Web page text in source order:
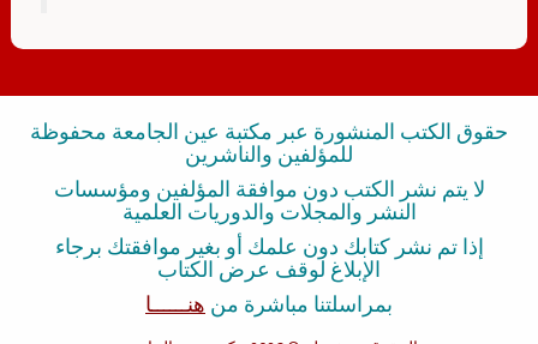
حقوق الكتب المنشورة عبر مكتبة عين الجامعة محفوظة
للمؤلفين والناشرين
لا يتم نشر الكتب دون موافقة المؤلفين ومؤسسات
النشر والمجلات والدوريات العلمية
إذا تم نشر كتابك دون علمك أو بغير موافقتك برجاء
الإبلاغ لوقف عرض الكتاب
بمراسلتنا مباشرة من هنــــــا